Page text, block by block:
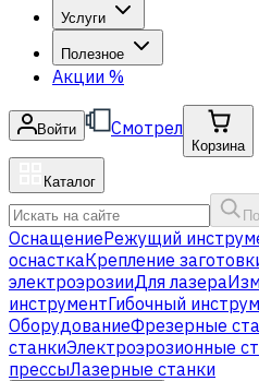
Услуги
Полезное
Акции %
Войти Смотрел
Корзина
Каталог
ОснащениеРежущий
оснасткаКрепление
электроэрозииДля лазера
инструментГибочный
ОборудованиеФрезерные
станкиЭлектроэрозионные
прессыЛазерные станки